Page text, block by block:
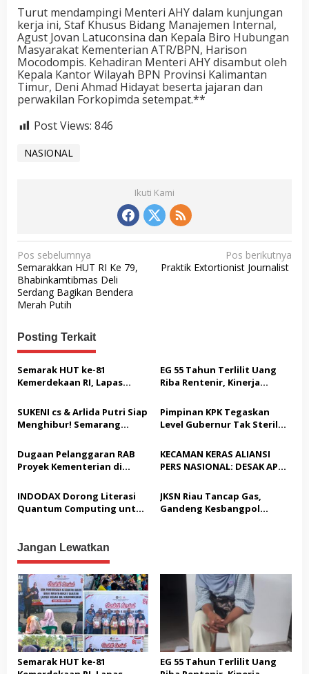
Turut mendampingi Menteri AHY dalam kunjungan
kerja ini, Staf Khusus Bidang Manajemen Internal,
Agust Jovan Latuconsina dan Kepala Biro Hubungan
Masyarakat Kementerian ATR/BPN, Harison
Mocodompis. Kehadiran Menteri AHY disambut oleh
Kepala Kantor Wilayah BPN Provinsi Kalimantan
Timur, Deni Ahmad Hidayat beserta jajaran dan
perwakilan Forkopimda setempat.**
Post Views: 846
NASIONAL
Ikuti Kami
N
a
v
i
g
a
s
i
p
o
s
Pos sebelumnya
Semarakkan HUT RI Ke 79,
Bhabinkamtibmas Deli
Serdang Bagikan Bendera
Merah Putih
Pos berikutnya
Praktik Extortionist Journalist
Posting Terkait
Semarak HUT ke-81
Kemerdekaan RI, Lapas
Sosial dan Pemeriksaan
Kesehatan Gratis bagi
Masyarakat
EG 55 Tahun Terlilit Uang
Riba Rentenir, Kinerja
Satreskrim Polresta
Karawang unit krimum
Patut di Pertanyakan
SUKENI cs & Arlida Putri Siap
Menghibur! Semarang
Akbar “Back On Track” 2026–
2029
Pimpinan KPK Tegaskan
Level Gubernur Tak Steril
Cukup, Bukan Dilindungi
Dugaan Pelanggaran RAB
Proyek Kementerian di
Nasionaldetik.com Desak
Tindakan Tegas
KECAMAN KERAS ALIANSI
PERS NASIONAL: DESAK APH
TERHADAP JURNALIS DAN
USUT TUNTAS GURITA
PUNGLI BERJAMAAH SERTA
INDODAX Dorong Literasi
Quantum Computing untuk
JKSN Riau Tancap Gas,
Gandeng Kesbangpol
Jangan Lewatkan
Semarak HUT ke-81
EG 55 Tahun Terlilit Uang